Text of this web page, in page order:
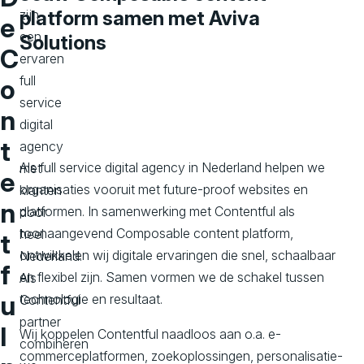
e
C
o
n
t
e
n
t
f
u
l
zijn
een
ervaren
full
service
digital
agency
met
klanten
door
heel
Nederland.
Als
Contentful
partner
combineren
platform samen met Aviva
Solutions
Als full service digital agency in Nederland helpen we
organisaties vooruit met future-proof websites en
platformen. In samenwerking met Contentful als
toonaangevend Composable content platform,
ontwikkelen wij digitale ervaringen die snel, schaalbaar
en flexibel zijn. Samen vormen we de schakel tussen
technologie en resultaat.
Wij koppelen Contentful naadloos aan o.a. e-
commerceplatformen, zoekoplossingen, personalisatie-